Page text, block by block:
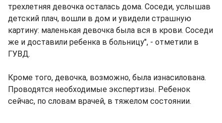
трехлетняя девочка осталась дома. Соседи, услышав
детский плач, вошли в дом и увидели страшную
картину: маленькая девочка была вся в крови. Соседи
же и доставили ребенка в больницу", - отметили в
ГУВД.
Кроме того, девочка, возможно, была изнасилована.
Проводятся необходимые экспертизы. Ребенок
сейчас, по словам врачей, в тяжелом состоянии.